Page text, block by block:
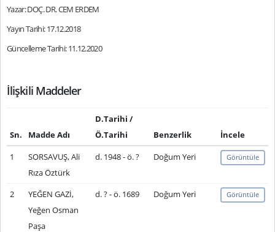
Yazar: DOÇ. DR. CEM ERDEM
Yayın Tarihi: 17.12.2018
Güncelleme Tarihi: 11.12.2020
İlişkili Maddeler
Sn. Madde Adı
D.Tarihi /
Ö.Tarihi
Benzerlik
İncele
1
SORSAVUŞ, Ali
Rıza Öztürk
d. 1948 - ö. ? Doğum Yeri Görüntüle
2
YEĞEN GAZİ,
Yeğen Osman
Paşa
d. ? - ö. 1689 Doğum Yeri Görüntüle